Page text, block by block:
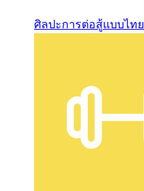
ศิลปะการต่อสู้แบบไทย